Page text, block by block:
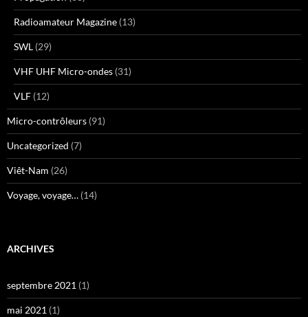
Radioamateur Magazine (13)
SWL (29)
VHF UHF Micro-ondes (31)
VLF (12)
Micro-contrôleurs (91)
Uncategorized (7)
Viêt-Nam (26)
Voyage, voyage… (14)
ARCHIVES
septembre 2021 (1)
mai 2021 (1)